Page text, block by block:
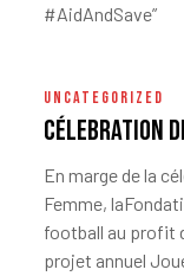
#AidAndSave”
UNCATEGORIZED
Célebration
En marge de la
Femme, la
football au profit
projet annuel